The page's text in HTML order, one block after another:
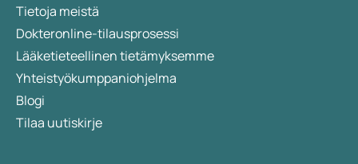
Tietoja meistä
Dokteronline-tilausprosessi
Lääketieteellinen tietämyksemme
Yhteistyökumppaniohjelma
Blogi
Tilaa uutiskirje